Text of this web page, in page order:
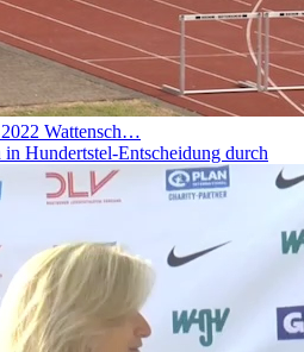
Wattensch…
in Hundertstel-Entscheidung durch